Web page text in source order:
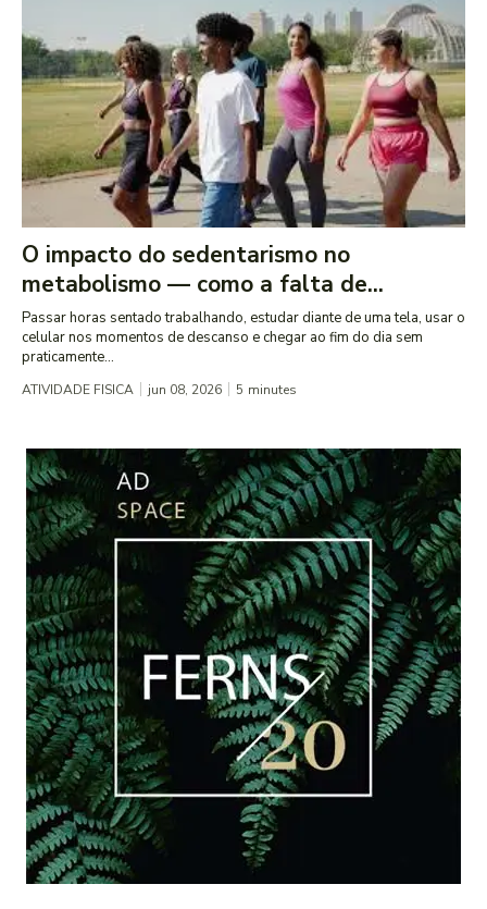
O impacto do sedentarismo no
metabolismo — como a falta de...
Passar horas sentado trabalhando, estudar diante de uma tela, usar o
celular nos momentos de descanso e chegar ao fim do dia sem
praticamente...
ATIVIDADE FISICA jun 08, 2026 5 minutes